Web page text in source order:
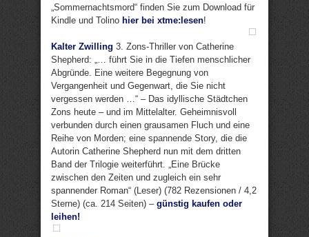
„Sommernachtsmord“ finden Sie zum Download für
Kindle und Tolino hier bei xtme:lesen!
Kalter Zwilling 3. Zons-Thriller von Catherine
Shepherd: „… führt Sie in die Tiefen menschlicher
Abgründe. Eine weitere Begegnung von
Vergangenheit und Gegenwart, die Sie nicht
vergessen werden …“ – Das idyllische Städtchen
Zons heute – und im Mittelalter. Geheimnisvoll
verbunden durch einen grausamen Fluch und eine
Reihe von Morden; eine spannende Story, die die
Autorin Catherine Shepherd nun mit dem dritten
Band der Trilogie weiterführt. „Eine Brücke
zwischen den Zeiten und zugleich ein sehr
spannender Roman“ (Leser) (782 Rezensionen / 4,2
Sterne) (ca. 214 Seiten) – günstig kaufen oder
leihen!